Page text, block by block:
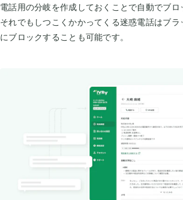
電話用の分岐を作成しておくことで自動でブロ
それでもしつこくかかってくる迷惑電話はブ
にブロックすることも可能です。